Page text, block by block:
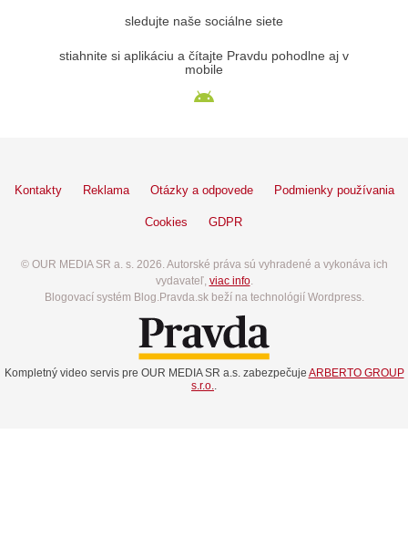
sledujte naše sociálne siete
stiahnite si aplikáciu a čítajte Pravdu pohodlne aj v
mobile
Kontakty Reklama Otázky a odpovede Podmienky používania
Cookies GDPR
© OUR MEDIA SR a. s. 2026. Autorské práva sú vyhradené a vykonáva ich
vydavateľ, viac info.
Blogovací systém Blog.Pravda.sk beží na technológií Wordpress.
Kompletný video servis pre OUR MEDIA SR a.s. zabezpečuje ARBERTO GROUP
s.r.o..